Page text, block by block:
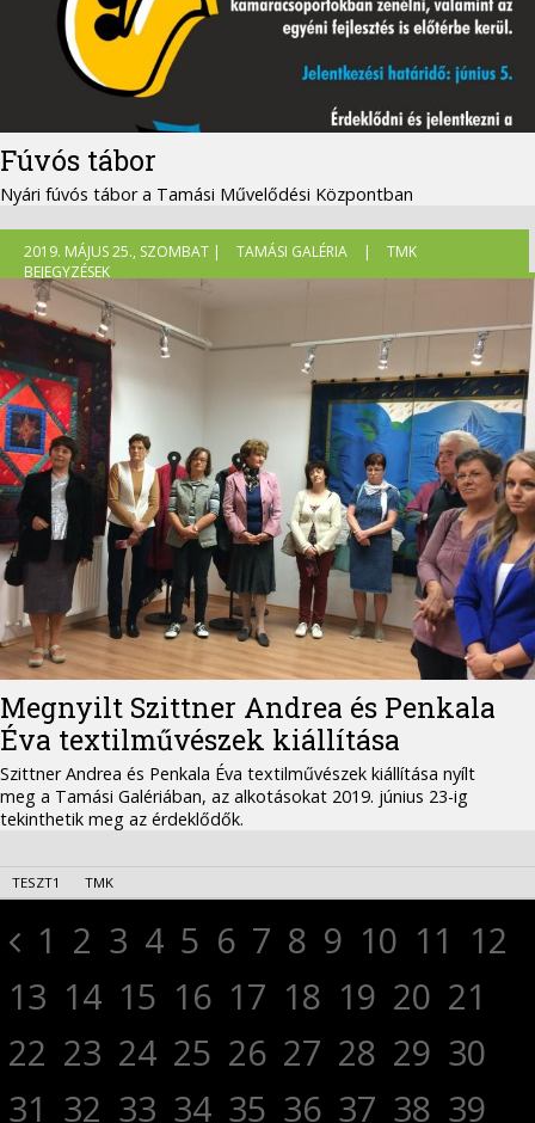
Fúvós tábor
Nyári fúvós tábor a Tamási Művelődési Központban
2019. MÁJUS 25., SZOMBAT | TAMÁSI GALÉRIA |
TMK
BEJEGYZÉSEK
Megnyilt Szittner Andrea és Penkala
Éva textilművészek kiállítása
Szittner Andrea és Penkala Éva textilművészek kiállítása nyílt
meg a Tamási Galériában, az alkotásokat 2019. június 23-ig
tekinthetik meg az érdeklődők.
TESZT1 TMK
1 2 3 4 5 6 7 8 9 10 11 12
13 14 15 16 17 18 19 20 21
22 23 24 25 26 27 28 29 30
31 32 33 34 35 36 37 38 39